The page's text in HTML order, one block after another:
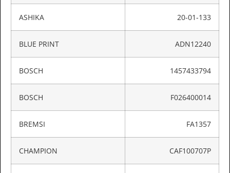
ASHIKA 20-01-133
BLUE PRINT ADN12240
BOSCH 1457433794
BOSCH F026400014
BREMSI FA1357
CHAMPION CAF100707P